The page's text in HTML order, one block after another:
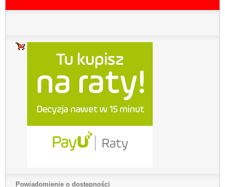
Powiadomienie o dostępności